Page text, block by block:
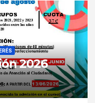
2026